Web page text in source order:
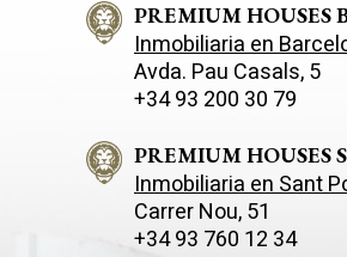
PREMIUM HOUSES
Inmobiliaria en
Avda. Pau Casals, 5
+34 93 200 30 79
PREMIUM HOUSES
Inmobiliaria en Sant
Carrer Nou, 51
+34 93 760 12 34